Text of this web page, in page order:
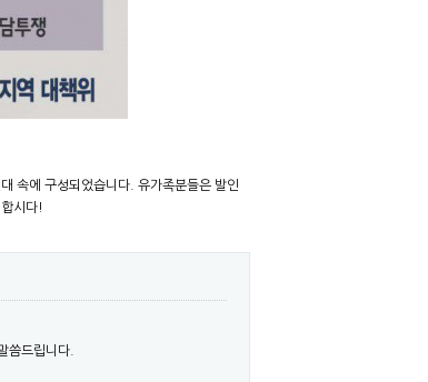
속에 구성되었습니다. 유가족분들은 발인
시다!
씀드립니다.